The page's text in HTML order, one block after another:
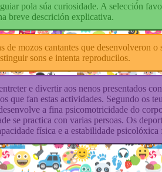
pola súa curiosidade. A selección
breve descrición explicativa.
de mozos cantantes que desenvolveron
sons e intenta reproducilos.
e divertir aos nenos presentados
que fan estas actividades. Segundo os
a fina psicomotricidade do
se practica con varias persoas. Os
física e a estabilidade psicolóxica